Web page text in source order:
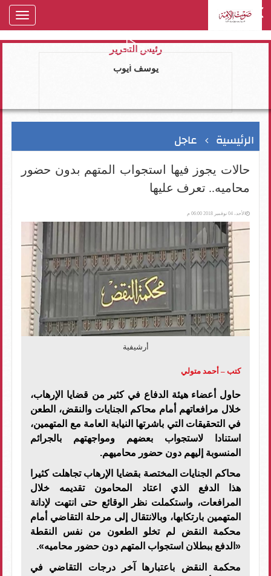
رئيس التحرير
يوسف ايوب
الرئيسية عاجل
حالات يجوز فيها استجواب المتهم بدون حضور
محاميه.. تعرف عليها
الأحد، 04 نوفمبر 2018 06:00 م
أرشيفية
كتب – أحمد متولي
حاول أعضاء هيئة الدفاع في كثير من قضايا الإرهاب،
خلال مرافعاتهم أمام محاكم الجنايات والنقض، الطعن
في التحقيقات التي باشرتها النيابة العامة مع المتهمين،
استنادا لاستجواب بعضهم ومواجهتهم بالجرائم
المنسوبة إليهم دون حضور محاميهم.
محاكم الجنايات المختصة بقضايا الإرهاب تجاهلت كثيرا
هذا الدفع الذي اعتاد المحامون تقديمه خلال
المرافعات، واستكملت نظر الوقائع حتى انتهت لإدانة
المتهمين بارتكابها، وبالانتقال إلى مرحلة التقاضي أمام
محكمة النقض لم تخلو الطعون من نفس النقطة
«الدفع ببطلان استجواب المتهم دون حضور محاميه».
محكمة النقض باعتبارها آخر درجات التقاضي في